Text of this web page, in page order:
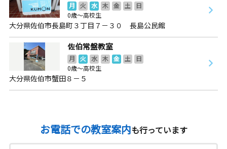
月 火 水 木 金 土
日
0歳～高校生
大分県佐伯市長島町３丁目７－３０ 長島公民館
佐伯常盤教室
月 火 水 木 金 土
日
0歳～高校生
大分県佐伯市蟹田８－５
お電話での教室案内も行っています